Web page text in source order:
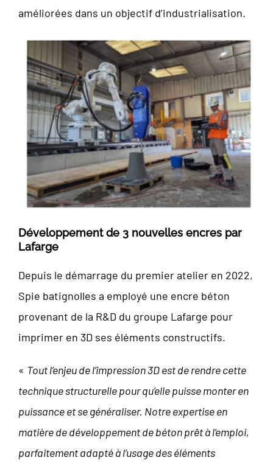
améliorées dans un objectif d’industrialisation.
Développement de 3 nouvelles encres par
Lafarge
Depuis le démarrage du premier atelier en 2022,
Spie batignolles a employé une encre béton
provenant de la R&D du groupe Lafarge pour
imprimer en 3D ses éléments constructifs.
« Tout l’enjeu de l’impression 3D est de rendre cette
technique structurelle pour qu’elle puisse monter en
puissance et se généraliser. Notre expertise en
matière de développement de béton prêt à l’emploi,
parfaitement adapté à l’usage des éléments